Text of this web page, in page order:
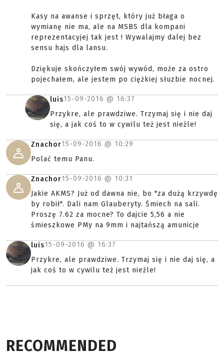
Kasy na awanse i sprzęt, który już błaga o
wymianę nie ma, ale na MSBS dla kompani
reprezentacyjej tak jest ! Wywalajmy dalej bez
sensu hajs dla lansu.
Dziękuje skończyłem swój wywód, może za ostro
pojechałem, ale jestem po ciężkiej słuzbie nocnej.
luis15-09-2016 @ 16:37
Przykre, ale prawdziwe. Trzymaj się i nie daj
się, a jak coś to w cywilu też jest nieźle!
Znachor15-09-2016 @ 10:29
Polać temu Panu.
Znachor15-09-2016 @ 10:31
Jakie AKMS? Już od dawna nie, bo "za dużą krzywdę
by robił". Dali nam Glauberyty. Śmiech na sali.
Proszę 7.62 za mocne? To dajcie 5,56 a nie
śmieszkowe PMy na 9mm i najtańszą amunicje
luis15-09-2016 @ 16:37
Przykre, ale prawdziwe. Trzymaj się i nie daj się, a
jak coś to w cywilu też jest nieźle!
RECOMMENDED